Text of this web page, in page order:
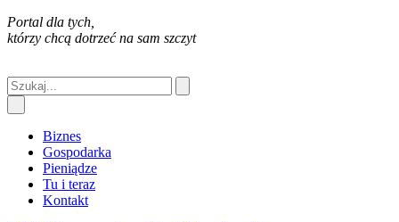
Portal dla tych,
którzy chcą dotrzeć na sam szczyt
Biznes
Gospodarka
Pieniądze
Tu i teraz
Kontakt